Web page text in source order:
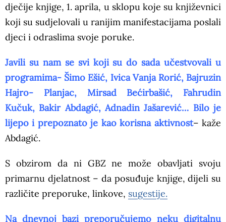
dječije knjige, 1. aprila, u sklopu koje su književnici
koji su sudjelovali u ranijim manifestacijama poslali
djeci i odraslima svoje poruke.
Javili su nam se svi koji su do sada učestvovali u
programima- Šimo Ešić, Ivica Vanja Rorić, Bajruzin
Hajro- Planjac, Mirsad Bećirbašić, Fahrudin
Kučuk, Bakir Abdagić, Adnadin Jašarević… Bilo je
lijepo i prepoznato je kao korisna aktivnost– kaže
Abdagić.
S obzirom da ni GBZ ne može obavljati svoju
primarnu djelatnost – da posuđuje knjige, dijeli su
različite preporuke, linkove, sugestije.
Na dnevnoj bazi preporučujemo neku digitalnu